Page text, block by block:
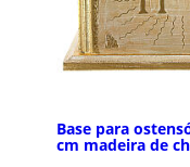
Base para
cm madeira de